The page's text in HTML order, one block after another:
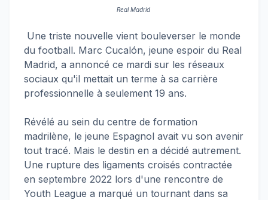
Real Madrid
Une triste nouvelle vient bouleverser le monde
du football. Marc Cucalón, jeune espoir du Real
Madrid, a annoncé ce mardi sur les réseaux
sociaux qu'il mettait un terme à sa carrière
professionnelle à seulement 19 ans.
Révélé au sein du centre de formation
madrilène, le jeune Espagnol avait vu son avenir
tout tracé. Mais le destin en a décidé autrement.
Une rupture des ligaments croisés contractée
en septembre 2022 lors d'une rencontre de
Youth League a marqué un tournant dans sa